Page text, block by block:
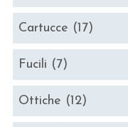
Cartucce (17)
Fucili (7)
Ottiche (12)